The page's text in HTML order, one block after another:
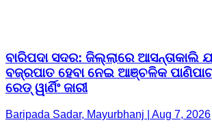
ବାରିପଦା ସଦର: ଜିଲ୍ଲାରେ ଆସନ୍ତାକାଲି
ବଜ୍ରପାତ ହେବା ନେଇ ଆଞ୍ଚଳିକ
ରେଡ୍ ୱାର୍ଣିଂ ଜାରୀ
Baripada Sadar, Mayurbhanj | Aug 7, 2026